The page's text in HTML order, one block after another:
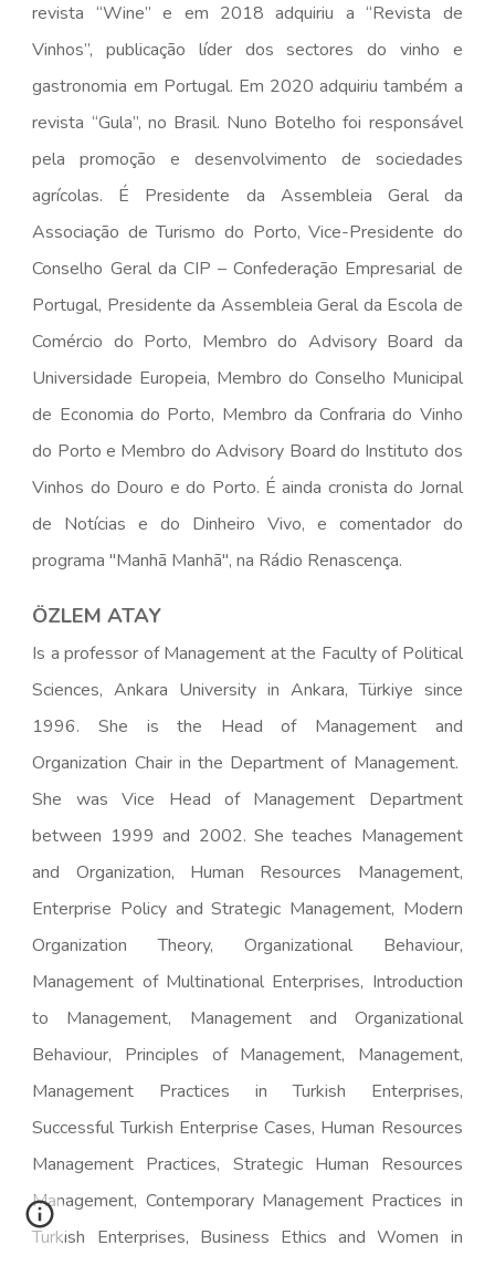
revista “Wine” e em 2018 adquiriu a “Revista de
Vinhos”, publicação líder dos sectores do vinho e
gastronomia em Portugal. Em 2020 adquiriu também a
revista “Gula”, no Brasil. Nuno Botelho foi responsável
pela promoção e desenvolvimento de sociedades
agrícolas. É Presidente da Assembleia Geral da
Associação de Turismo do Porto, Vice-Presidente do
Conselho Geral da CIP – Confederação Empresarial de
Portugal, Presidente da Assembleia Geral da Escola de
Comércio do Porto, Membro do Advisory Board da
Universidade Europeia, Membro do Conselho Municipal
de Economia do Porto, Membro da Confraria do Vinho
do Porto e Membro do Advisory Board do Instituto dos
Vinhos do Douro e do Porto. É ainda cronista do Jornal
de Notícias e do Dinheiro Vivo, e comentador do
programa "Manhã Manhã", na Rádio Renascença.
ÖZLEM ATAY
Is a professor of Management at the Faculty of Political
Sciences, Ankara University in Ankara, Türkiye since
1996. She is the Head of Management and
Organization Chair in the Department of Management.
She was Vice Head of Management Department
between 1999 and 2002. She teaches Management
and Organization, Human Resources Management,
Enterprise Policy and Strategic Management, Modern
Organization Theory, Organizational Behaviour,
Management of Multinational Enterprises, Introduction
to Management, Management and Organizational
Behaviour, Principles of Management, Management,
Management Practices in Turkish Enterprises,
Successful Turkish Enterprise Cases, Human Resources
Management Practices, Strategic Human Resources
Management, Contemporary Management Practices in
Turkish Enterprises, Business Ethics and Women in